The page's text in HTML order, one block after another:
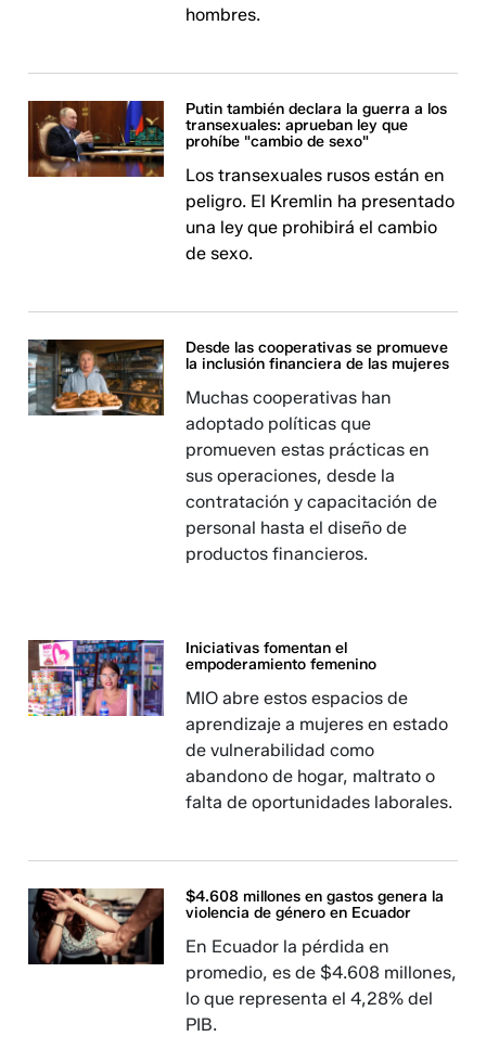
hombres.
Putin también declara la guerra a los
transexuales: aprueban ley que
prohíbe "cambio de sexo"
Los transexuales rusos están en
peligro. El Kremlin ha presentado
una ley que prohibirá el cambio
de sexo.
Desde las cooperativas se promueve
la inclusión financiera de las mujeres
Muchas cooperativas han
adoptado políticas que
promueven estas prácticas en
sus operaciones, desde la
contratación y capacitación de
personal hasta el diseño de
productos financieros.
Iniciativas fomentan el
empoderamiento femenino
MIO abre estos espacios de
aprendizaje a mujeres en estado
de vulnerabilidad como
abandono de hogar, maltrato o
falta de oportunidades laborales.
$4.608 millones en gastos genera la
violencia de género en Ecuador
En Ecuador la pérdida en
promedio, es de $4.608 millones,
lo que representa el 4,28% del
PIB.